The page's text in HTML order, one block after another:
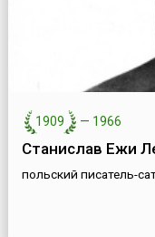
1909 — 1966
Станислав Ежи
польский писатель-